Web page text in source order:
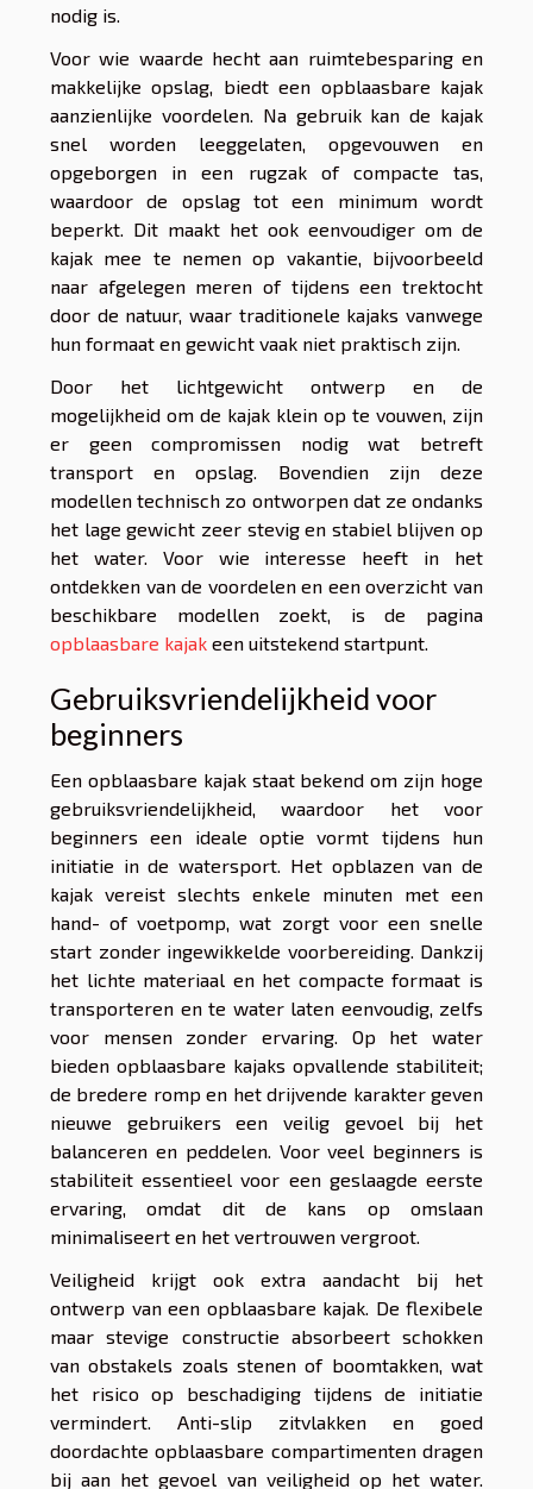
nodig is.
Voor wie waarde hecht aan ruimtebesparing en
makkelijke opslag, biedt een opblaasbare kajak
aanzienlijke voordelen. Na gebruik kan de kajak
snel worden leeggelaten, opgevouwen en
opgeborgen in een rugzak of compacte tas,
waardoor de opslag tot een minimum wordt
beperkt. Dit maakt het ook eenvoudiger om de
kajak mee te nemen op vakantie, bijvoorbeeld
naar afgelegen meren of tijdens een trektocht
door de natuur, waar traditionele kajaks vanwege
hun formaat en gewicht vaak niet praktisch zijn.
Door het lichtgewicht ontwerp en de
mogelijkheid om de kajak klein op te vouwen, zijn
er geen compromissen nodig wat betreft
transport en opslag. Bovendien zijn deze
modellen technisch zo ontworpen dat ze ondanks
het lage gewicht zeer stevig en stabiel blijven op
het water. Voor wie interesse heeft in het
ontdekken van de voordelen en een overzicht van
beschikbare modellen zoekt, is de pagina
opblaasbare kajak een uitstekend startpunt.
Gebruiksvriendelijkheid voor
beginners
Een opblaasbare kajak staat bekend om zijn hoge
gebruiksvriendelijkheid, waardoor het voor
beginners een ideale optie vormt tijdens hun
initiatie in de watersport. Het opblazen van de
kajak vereist slechts enkele minuten met een
hand- of voetpomp, wat zorgt voor een snelle
start zonder ingewikkelde voorbereiding. Dankzij
het lichte materiaal en het compacte formaat is
transporteren en te water laten eenvoudig, zelfs
voor mensen zonder ervaring. Op het water
bieden opblaasbare kajaks opvallende stabiliteit;
de bredere romp en het drijvende karakter geven
nieuwe gebruikers een veilig gevoel bij het
balanceren en peddelen. Voor veel beginners is
stabiliteit essentieel voor een geslaagde eerste
ervaring, omdat dit de kans op omslaan
minimaliseert en het vertrouwen vergroot.
Veiligheid krijgt ook extra aandacht bij het
ontwerp van een opblaasbare kajak. De flexibele
maar stevige constructie absorbeert schokken
van obstakels zoals stenen of boomtakken, wat
het risico op beschadiging tijdens de initiatie
vermindert. Anti-slip zitvlakken en goed
doordachte opblaasbare compartimenten dragen
bij aan het gevoel van veiligheid op het water.